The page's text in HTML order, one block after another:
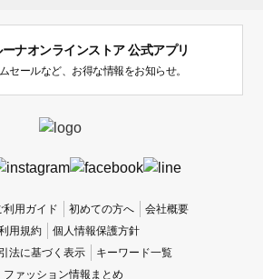
ナオンラインストア 公式アプリ
セールなど、お得な情報をお知らせ。
利用ガイド 初めての方へ
会社概要
用規約
個人情報保護方針
法に基づく表示
キーワード一覧
ファッション情報まとめ